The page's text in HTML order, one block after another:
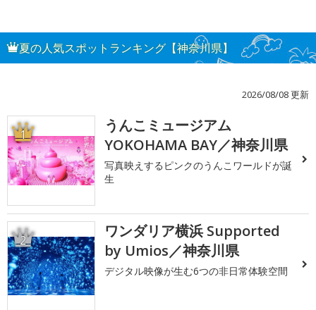
夏の人気スポットランキング【神奈川県】
2026/08/08 更新
1
うんこミュージアム
YOKOHAMA BAY／神奈川県
写真映えするピンクのうんこワールドが誕
生
2
ワンダリア横浜 Supported
by Umios／神奈川県
デジタル映像が生む6つの非日常体験空間